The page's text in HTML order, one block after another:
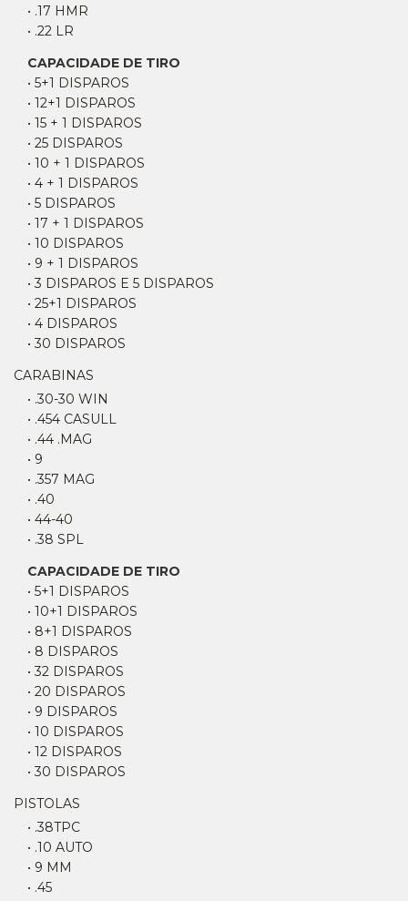
• .17 HMR
• .22 LR
CAPACIDADE DE TIRO
• 5+1 DISPAROS
• 12+1 DISPAROS
• 15 + 1 DISPAROS
• 25 DISPAROS
• 10 + 1 DISPAROS
• 4 + 1 DISPAROS
• 5 DISPAROS
• 17 + 1 DISPAROS
• 10 DISPAROS
• 9 + 1 DISPAROS
• 3 DISPAROS E 5 DISPAROS
• 25+1 DISPAROS
• 4 DISPAROS
• 30 DISPAROS
CARABINAS
• .30-30 WIN
• .454 CASULL
• .44 .MAG
• 9
• .357 MAG
• .40
• 44-40
• .38 SPL
CAPACIDADE DE TIRO
• 5+1 DISPAROS
• 10+1 DISPAROS
• 8+1 DISPAROS
• 8 DISPAROS
• 32 DISPAROS
• 20 DISPAROS
• 9 DISPAROS
• 10 DISPAROS
• 12 DISPAROS
• 30 DISPAROS
PISTOLAS
• .38TPC
• .10 AUTO
• 9 MM
• .45